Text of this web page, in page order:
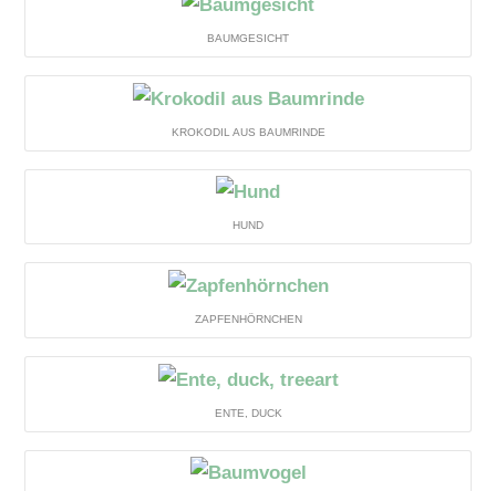
BAUMGESICHT
KROKODIL AUS BAUMRINDE
HUND
ZAPFENHÖRNCHEN
ENTE, DUCK